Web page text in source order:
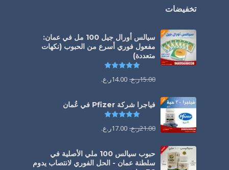
تخفيضات
سيالس أورال جيل 100 مل في عمان:
مفعول فوري أسرع من الحبوب (نكهات
متعددة)
15.00ر.ع. 14.00ر.ع.
فياجرا شركة Pfizer في عُمان
21.00ر.ع. 17.00ر.ع.
حبوب سيالس 100 ملي الأصلية في
سلطنة عمان - الحل الفوري لانتصاب يدوم